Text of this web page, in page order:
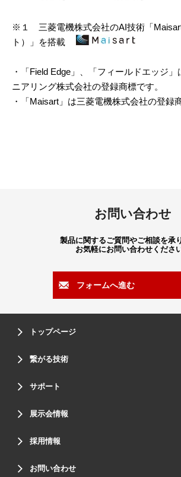
※１ 三菱電機株式会社のAI技術「
ト）」を搭載
・「Field Edge」、「フィールドエッジ
ニアリング株式会社の登録商標です。
・「Maisart」は三菱電機株式会社の登録
お問い合わせ
製品に関するご質問やご相談を承
お気軽にお問い合わせください
フォームへ進む
トップページ
繋がる技術
サポート
展示会情報
採用情報
お問い合わせ